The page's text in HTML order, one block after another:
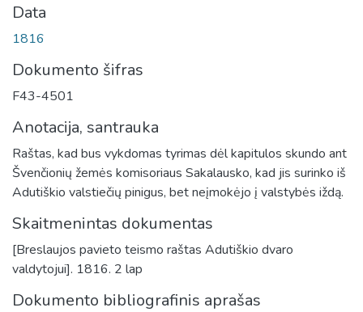
Data
1816
Dokumento šifras
F43-4501
Anotacija, santrauka
Raštas, kad bus vykdomas tyrimas dėl kapitulos skundo ant
Švenčionių žemės komisoriaus Sakalausko, kad jis surinko iš
Adutiškio valstiečių pinigus, bet neįmokėjo į valstybės iždą.
Skaitmenintas dokumentas
[Breslaujos pavieto teismo raštas Adutiškio dvaro
valdytojui]. 1816. 2 lap
Dokumento bibliografinis aprašas